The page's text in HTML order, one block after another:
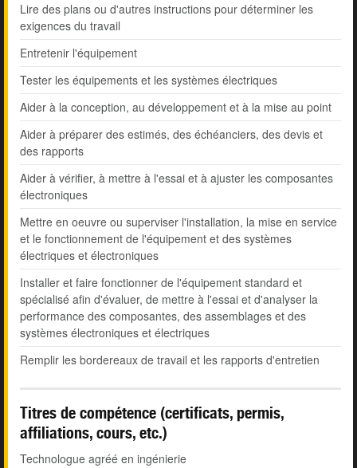
Lire des plans ou d'autres instructions pour déterminer les
exigences du travail
Entretenir l'équipement
Tester les équipements et les systèmes électriques
Aider à la conception, au développement et à la mise au point
Aider à préparer des estimés, des échéanciers, des devis et
des rapports
Aider à vérifier, à mettre à l'essai et à ajuster les composantes
électroniques
Mettre en oeuvre ou superviser l'installation, la mise en service
et le fonctionnement de l'équipement et des systèmes
électriques et électroniques
Installer et faire fonctionner de l'équipement standard et
spécialisé afin d'évaluer, de mettre à l'essai et d'analyser la
performance des composantes, des assemblages et des
systèmes électroniques et électriques
Remplir les bordereaux de travail et les rapports d'entretien
Titres de compétence (certificats, permis,
affiliations, cours, etc.)
Technologue agréé en ingénierie